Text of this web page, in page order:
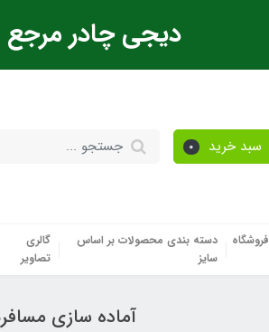
دیجی چادر مرجع
سبد خرید 0
فروشگاه
دسته بندی محصولات بر اساس
سایز
گالری
تصاویر
آماده سازی